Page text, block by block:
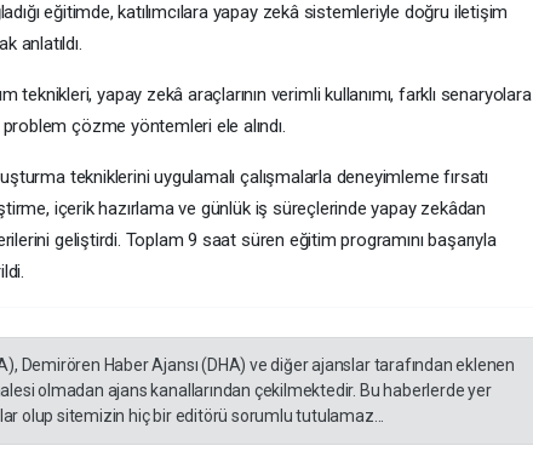
eğitimde, katılımcılara yapay zekâ sistemleriyle doğru iletişim
anlatıldı.
teknikleri, yapay zekâ araçlarının verimli kullanımı, farklı senaryolara
çözme yöntemleri ele alındı.
tekniklerini uygulamalı çalışmalarla deneyimleme fırsatı
içerik hazırlama ve günlük iş süreçlerinde yapay zekâdan
geliştirdi. Toplam 9 saat süren eğitim programını başarıyla
Demirören Haber Ajansı (DHA) ve diğer ajanslar tarafından eklenen
olmadan ajans kanallarından çekilmektedir. Bu haberlerde yer
olup sitemizin hiç bir editörü sorumlu tutulamaz...